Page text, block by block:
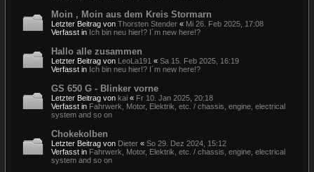
Moin , Moin aus dem Kreis Stormarn
Letzter Beitrag von Thorsten Stender « Mi 26. Feb 2025, 17:08
Verfasst in Ich bin neu hier!? I´m new here!?
Hallo alle zusammen
Letzter Beitrag von LeoLa191 « Sa 15. Feb 2025, 16:19
Verfasst in Ich bin neu hier!? I´m new here!?
GS 650 G - Blinker vorne
Letzter Beitrag von kai « Fr 10. Jan 2025, 20:18
Verfasst in Fahrwerk, Motor, Elektrik, etc. / chassis, engine, electrical
system and so on
Chokekolben
Letzter Beitrag von Dieter « So 29. Dez 2024, 15:12
Verfasst in Fahrwerk, Motor, Elektrik, etc. / chassis, engine, electrical
system and so on